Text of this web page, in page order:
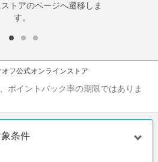
トアのページへ遷移しま
す。
オフ公式オンラインストア
ポイントバック率の期限ではありま
条件